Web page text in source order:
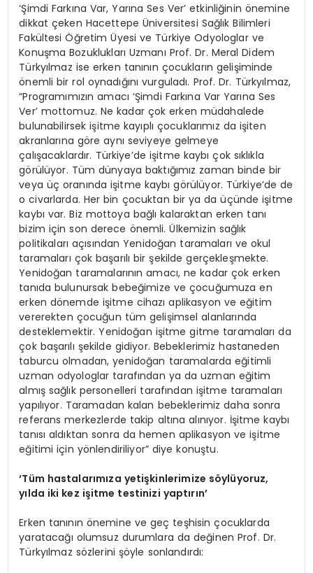
‘Şimdi Farkına Var, Yarına Ses Ver’ etkinliğinin önemine
dikkat çeken Hacettepe Üniversitesi Sağlık Bilimleri
Fakültesi Öğretim Üyesi ve Türkiye Odyologlar ve
Konuşma Bozuklukları Uzmanı Prof. Dr. Meral Didem
Türkyılmaz ise erken tanının çocukların gelişiminde
önemli bir rol oynadığını vurguladı. Prof. Dr. Türkyılmaz,
“Programımızın amacı ‘Şimdi Farkına Var Yarına Ses
Ver’ mottomuz. Ne kadar çok erken müdahalede
bulunabilirsek işitme kayıplı çocuklarımız da işiten
akranlarına göre aynı seviyeye gelmeye
çalışacaklardır. Türkiye’de işitme kaybı çok sıklıkla
görülüyor. Tüm dünyaya baktığımız zaman binde bir
veya üç oranında işitme kaybı görülüyor. Türkiye’de de
o civarlarda. Her bin çocuktan bir ya da üçünde işitme
kaybı var. Biz mottoya bağlı kalaraktan erken tanı
bizim için son derece önemli. Ülkemizin sağlık
politikaları açısından Yenidoğan taramaları ve okul
taramaları çok başarılı bir şekilde gerçekleşmekte.
Yenidoğan taramalarının amacı, ne kadar çok erken
tanıda bulunursak bebeğimize ve çocuğumuza en
erken dönemde işitme cihazı aplikasyon ve eğitim
vererekten çocuğun tüm gelişimsel alanlarında
desteklemektir. Yenidoğan işitme gitme taramaları da
çok başarılı şekilde gidiyor. Bebeklerimiz hastaneden
taburcu olmadan, yenidoğan taramalarda eğitimli
uzman odyologlar tarafından ya da uzman eğitim
almış sağlık personelleri tarafından işitme taramaları
yapılıyor. Taramadan kalan bebeklerimiz daha sonra
referans merkezlerde takip altına alınıyor. İşitme kaybı
tanısı aldıktan sonra da hemen aplikasyon ve işitme
eğitimi için yönlendiriliyor” diye konuştu.
‘Tüm hastalarımıza yetişkinlerimize söylüyoruz,
yılda iki kez işitme testinizi yaptırın’
Erken tanının önemine ve geç teşhisin çocuklarda
yaratacağı olumsuz durumlara da değinen Prof. Dr.
Türkyılmaz sözlerini şöyle sonlandırdı: